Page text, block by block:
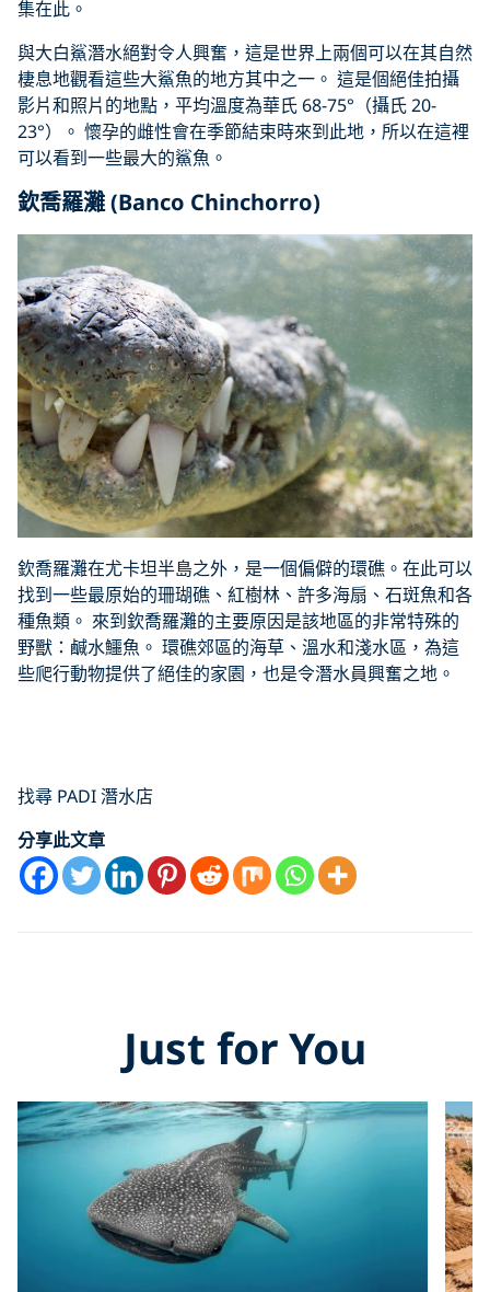
集在此。
與大白鯊潛水絕對令人興奮，這是世界上兩個可以在其自然
棲息地觀看這些大鯊魚的地方其中之一。 這是個絕佳拍攝
影片和照片的地點，平均溫度為華氏 68-75°（攝氏 20-
23°）。 懷孕的雌性會在季節結束時來到此地，所以在這裡
可以看到一些最大的鯊魚。
欽喬羅灘 (Banco Chinchorro)
欽喬羅灘在尤卡坦半島之外，是一個偏僻的環礁。在此可以
找到一些最原始的珊瑚礁、紅樹林、許多海扇、石斑魚和各
種魚類。 來到欽喬羅灘的主要原因是該地區的非常特殊的
野獸：鹹水鱷魚。 環礁郊區的海草、溫水和淺水區，為這
些爬行動物提供了絕佳的家園，也是令潛水員興奮之地。
找尋 PADI 潛水店
分享此文章
Just for You